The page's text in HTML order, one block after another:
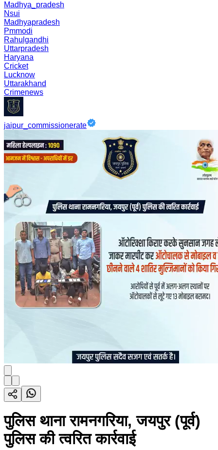
Madhya_pradesh
Nsui
Madhyapradesh
Pmmodi
Rahulgandhi
Uttarpradesh
Haryana
Cricket
Lucknow
Uttarakhand
Crimenews
jaipur_commissionerate
पुलिस थाना रामनगरिया, जयपुर (पूर्व)
पुलिस की त्वरित कार्रवाई